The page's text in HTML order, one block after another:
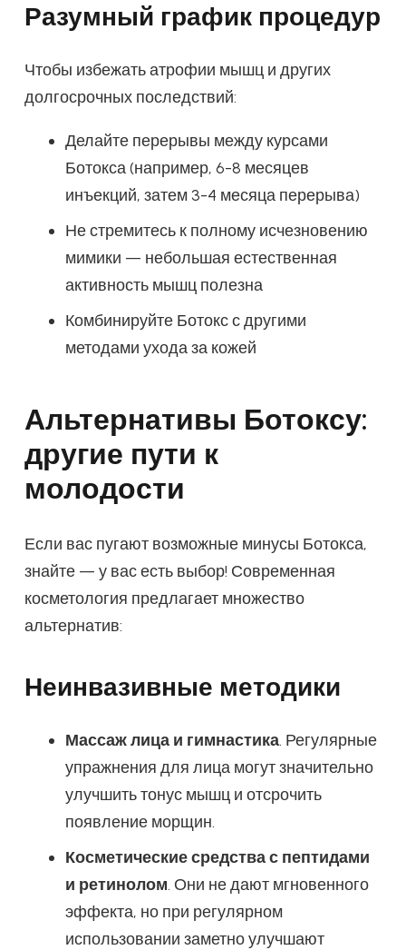
Разумный график процедур
Чтобы избежать атрофии мышц и других
долгосрочных последствий:
Делайте перерывы между курсами
Ботокса (например, 6-8 месяцев
инъекций, затем 3-4 месяца перерыва)
Не стремитесь к полному исчезновению
мимики — небольшая естественная
активность мышц полезна
Комбинируйте Ботокс с другими
методами ухода за кожей
Альтернативы Ботоксу:
другие пути к
молодости
Если вас пугают возможные минусы Ботокса,
знайте — у вас есть выбор! Современная
косметология предлагает множество
альтернатив:
Неинвазивные методики
Массаж лица и гимнастика. Регулярные
упражнения для лица могут значительно
улучшить тонус мышц и отсрочить
появление морщин.
Косметические средства с пептидами
и ретинолом. Они не дают мгновенного
эффекта, но при регулярном
использовании заметно улучшают